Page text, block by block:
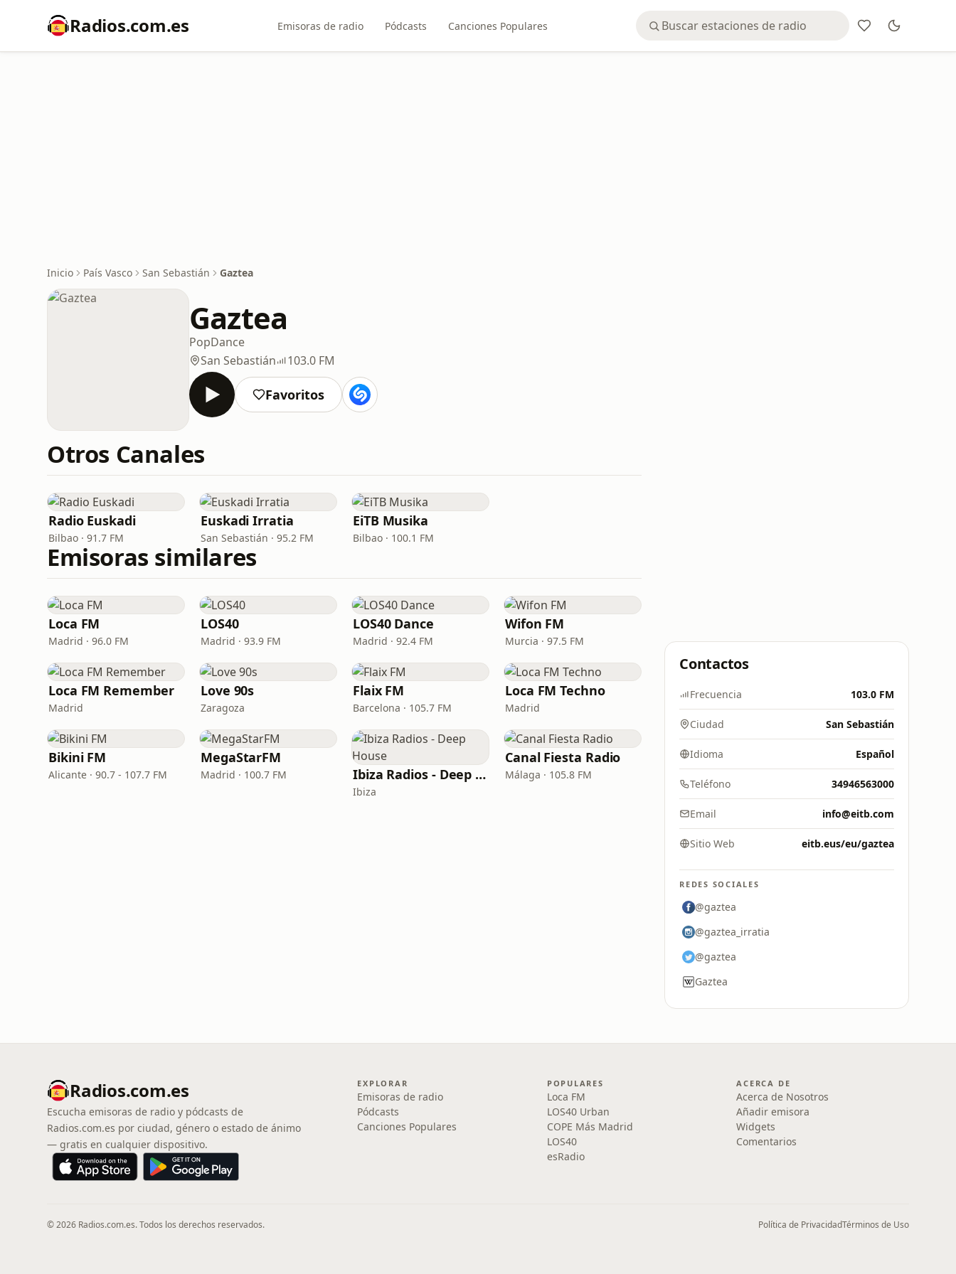
Radios.com.es Emisoras de radio Pódcasts Canciones Populares
Inicio País Vasco San Sebastián Gaztea
Gaztea
PopDance
San Sebastián
103.0 FM
Favoritos
Otros Canales
Radio Euskadi
Bilbao · 91.7 FM
Euskadi Irratia
San Sebastián · 95.2 FM
EiTB Musika
Bilbao · 100.1 FM
Emisoras similares
Loca FM
Madrid · 96.0 FM
LOS40
Madrid · 93.9 FM
LOS40 Dance
Madrid · 92.4 FM
Wifon FM
Murcia · 97.5 FM
Loca FM Remember
Madrid
Love 90s
Zaragoza
Flaix FM
Barcelona · 105.7 FM
Loca FM Techno
Madrid
Bikini FM
Alicante · 90.7 - 107.7 FM
MegaStarFM
Madrid · 100.7 FM Ibiza Radios - Deep House
Ibiza
Canal Fiesta Radio
Málaga · 105.8 FM
Contactos
Frecuencia 103.0 FM
Ciudad San Sebastián
Idioma Español
Teléfono 34946563000
Email info@eitb.com
Sitio Web eitb.eus/eu/gaztea
REDES SOCIALES
@gaztea
@gaztea_irratia
@gaztea
Gaztea
Radios.com.es
Escucha emisoras de radio y pódcasts de
Radios.com.es por ciudad, género o estado de ánimo
— gratis en cualquier dispositivo.
EXPLORAR
Emisoras de radio
Pódcasts
Canciones Populares
POPULARES
Loca FM
LOS40 Urban
COPE Más Madrid
LOS40
esRadio
ACERCA DE
Acerca de Nosotros
Añadir emisora
Widgets
Comentarios
© 2026 Radios.com.es. Todos los derechos reservados. Política de PrivacidadTérminos de Uso